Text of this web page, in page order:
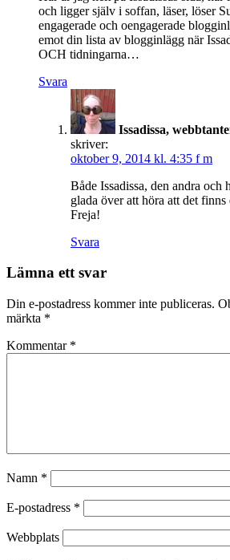
och ligger själv i soffan, läser, löser
engagerade och oengagerade
emot din lista av blogginlägg när
OCH tidningarna…
Svara
Issadissa,
skriver:
oktober 9, 2014 kl. 4:35 f m
Både Issadissa, den andra och
glada över att höra att det
Freja!
Svara
Lämna ett svar
Din e-postadress kommer inte publiceras.
märkta *
Kommentar *
Namn *
E-postadress *
Webbplats